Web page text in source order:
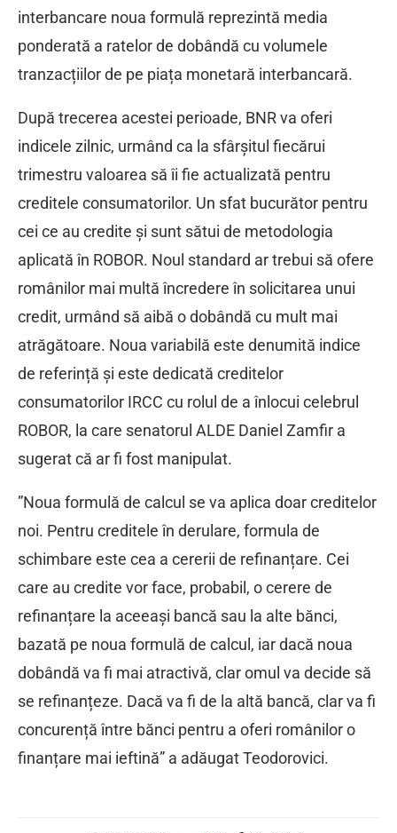
interbancare noua formulă reprezintă media
ponderată a ratelor de dobândă cu volumele
tranzacțiilor de pe piața monetară interbancară.
După trecerea acestei perioade, BNR va oferi
indicele zilnic, urmând ca la sfârșitul fiecărui
trimestru valoarea să îi fie actualizată pentru
creditele consumatorilor. Un sfat bucurător pentru
cei ce au credite și sunt sătui de metodologia
aplicată în ROBOR. Noul standard ar trebui să ofere
românilor mai multă încredere în solicitarea unui
credit, urmând să aibă o dobândă cu mult mai
atrăgătoare. Noua variabilă este denumită indice
de referință și este dedicată creditelor
consumatorilor IRCC cu rolul de a înlocui celebrul
ROBOR, la care senatorul ALDE Daniel Zamfir a
sugerat că ar fi fost manipulat.
”Noua formulă de calcul se va aplica doar creditelor
noi. Pentru creditele în derulare, formula de
schimbare este cea a cererii de refinanțare. Cei
care au credite vor face, probabil, o cerere de
refinanțare la aceeași bancă sau la alte bănci,
bazată pe noua formulă de calcul, iar dacă noua
dobândă va fi mai atractivă, clar omul va decide să
se refinanțeze. Dacă va fi de la altă bancă, clar va fi
concurență între bănci pentru a oferi românilor o
finanțare mai ieftină” a adăugat Teodorovici.